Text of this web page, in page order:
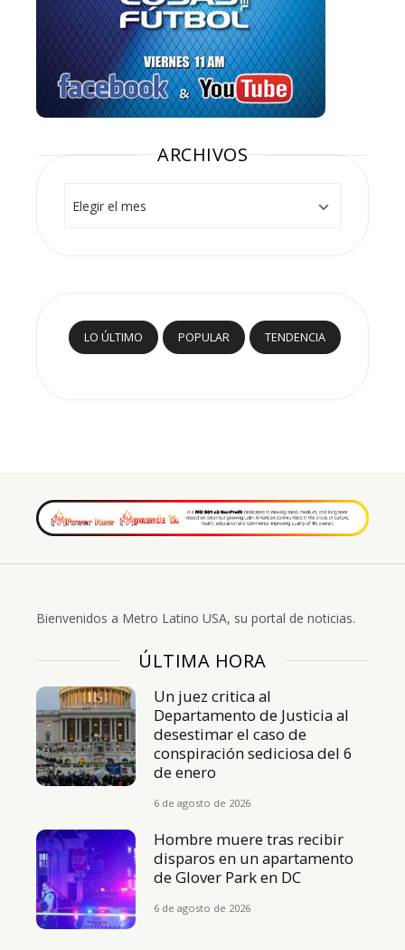
ARCHIVOS
LO ÚLTIMO POPULAR TENDENCIA
Bienvenidos a Metro Latino USA, su portal de noticias.
ÚLTIMA HORA
Un juez critica al
Departamento de Justicia al
desestimar el caso de
conspiración sediciosa del 6
de enero
6 de agosto de 2026
Hombre muere tras recibir
disparos en un apartamento
de Glover Park en DC
6 de agosto de 2026